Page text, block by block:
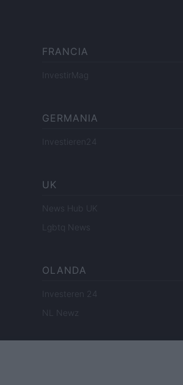
FRANCIA
InvestirMag
GERMANIA
Investieren24
UK
News Hub UK
Lgbtq News
OLANDA
Investeren 24
NL Newz